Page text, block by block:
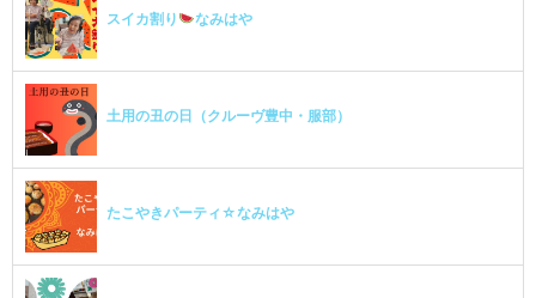
スイカ割り なみはや
土用の丑の日（クルーヴ豊中・服部）
たこやきパーティ☆なみはや